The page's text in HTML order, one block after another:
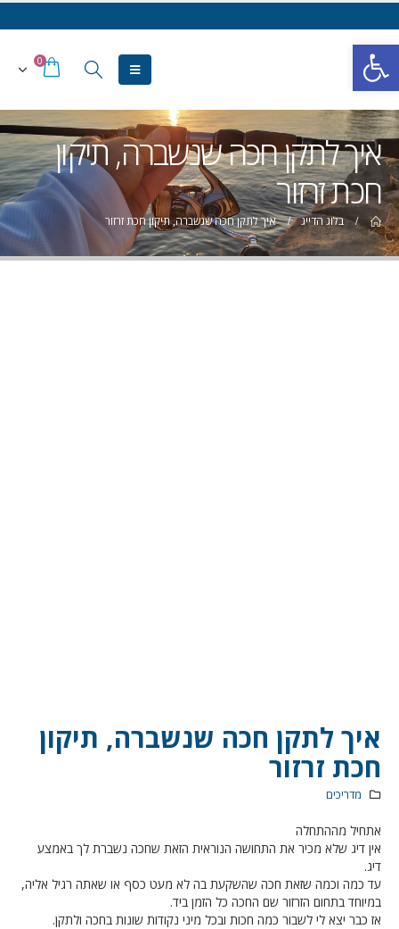
פתח סרגל נגישות 0
איך לתקן חכה שנשברה, תיקון
חכת זרזור
בלוג הדייג איך לתקן חכה שנשברה, תיקון חכת זרזור
איך לתקן חכה שנשברה, תיקון
חכת זרזור
מדריכים
אתחיל מההתחלה
אין דיג שלא מכיר את התחושה הנוראית הזאת שחכה נשברת לך באמצע
דיג.
עד כמה וכמה שזאת חכה שהשקעת בה לא מעט כסף או שאתה רגיל אליה,
במיוחד בתחום הזרזור שם החכה כל הזמן ביד.
אז כבר יצא לי לשבור כמה חכות ובכל מיני נקודות שונות בחכה ולתקן.